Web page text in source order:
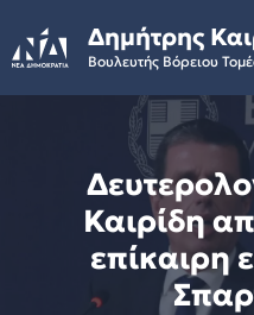
to
content
Δημήτρης
Βουλευτής Βόρειου
Καιρίδη
επίκαιρη